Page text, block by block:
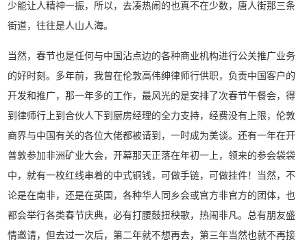
少能让人精神一振，所以，去凑热闹的也真不在少数，唐人街那三条
街道，往往是人山人海。
当然，春节也是任何与中国沾点边的各种商业机构进行公关推广业务
的好时刻。多年前，我曾在伦敦高伟绅律师行供职，负责中国客户的
开发和推广，那一年多的工作，最风光的是安排了次春节午餐会，得
到律师行上到合伙人下到厨房经理的全力支持，经费没有上限，伦敦
商界与中国有关的各位大佬都被请到，一时成为美谈。还有一年在开
普敦参加非洲矿业大会，开幕那天正落在年初一上，领来的参会袋袋
中，就有一枚红线串着的中式铜钱，可做手链，可做挂件！当然，不
论是在南非，还是在英国，各种华人同乡会或官方非官方的团体，也
都会举行各类春节庆典，必有打腰鼓扭秧歌，热闹非凡。总有朋友盛
情邀请，但去过一次后，第二年就不想再去，第三年当然也就不再接